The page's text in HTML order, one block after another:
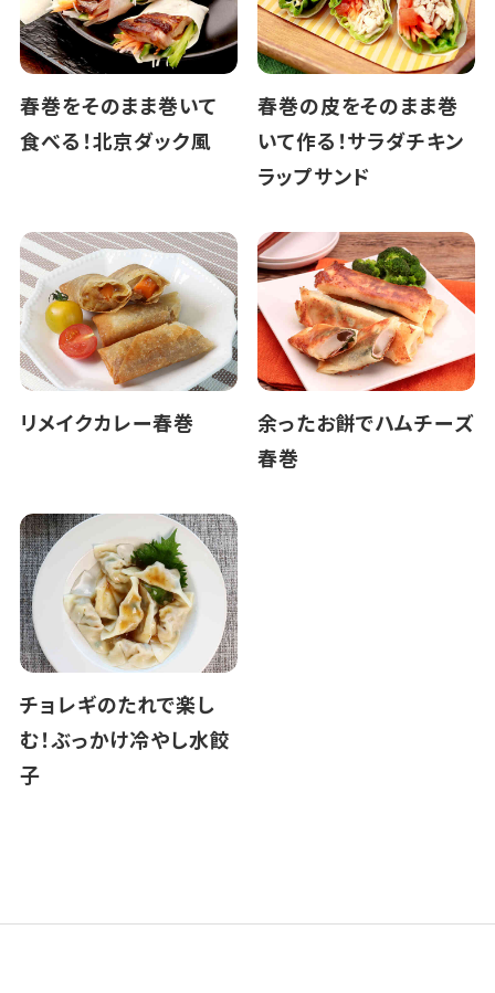
春巻をそのまま巻いて
食べる！北京ダック風
春巻の皮をそのまま巻
いて作る！サラダチキン
ラップサンド
リメイクカレー春巻
余ったお餅でハムチーズ
春巻
チョレギのたれで楽し
む！ぶっかけ冷やし水餃
子